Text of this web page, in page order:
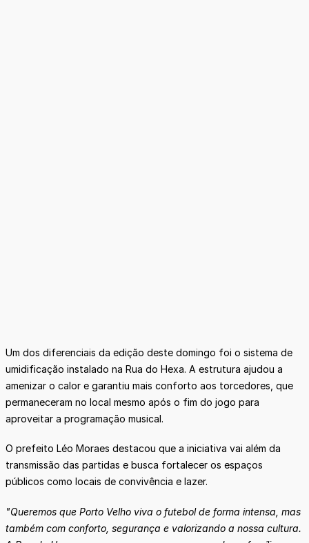
Um dos diferenciais da edição deste domingo foi o sistema de
umidificação instalado na Rua do Hexa. A estrutura ajudou a
amenizar o calor e garantiu mais conforto aos torcedores, que
permaneceram no local mesmo após o fim do jogo para
aproveitar a programação musical.
O prefeito Léo Moraes destacou que a iniciativa vai além da
transmissão das partidas e busca fortalecer os espaços
públicos como locais de convivência e lazer.
"Queremos que Porto Velho viva o futebol de forma intensa, mas
também com conforto, segurança e valorizando a nossa cultura.